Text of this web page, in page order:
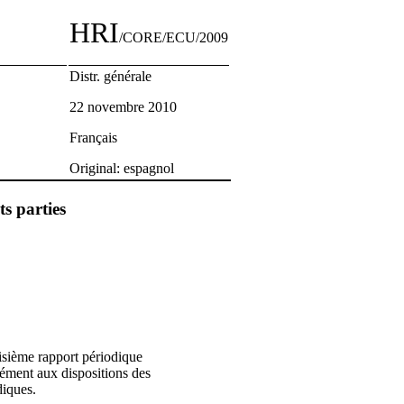
HRI/CORE/ECU/2009
Distr. générale
22 novembre 2010
Français
Original: espagnol
parties
rapport périodique
aux dispositions des